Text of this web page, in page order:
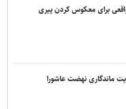
برای معکوس کردن پیری
ماندگاری نهضت عاشورا